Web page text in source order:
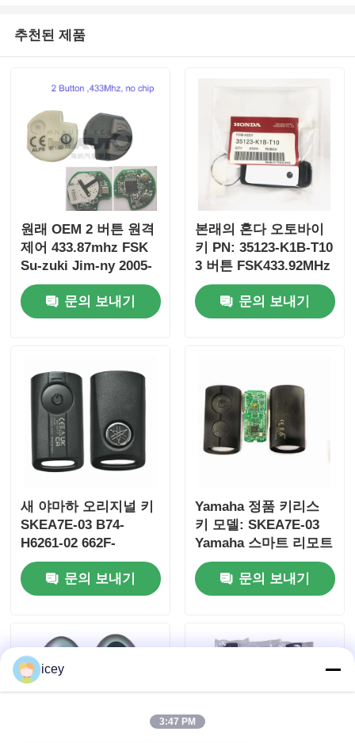
제품 소개
추천된 제품
원래 OEM 2 버튼 원격
제어 433.87mhz FSK
Su-zuki Jim-ny 2005-
2017 칩 없음 37182-A7
도매 MOQ 50pcs 전용
제어
문의 보내기
본래의 혼다 오토바이
키 PN: 35123-K1B-T10
3 버튼 FSK433.92MHz
ID47chip 원격 자동차
키
문의 보내기
새 야마하 오리지널 키
SKEA7E-03 B74-
H6261-02 662F-
SKEA7D03
문의 보내기
Yamaha 정품 키리스
키 모델: SKEA7E-03
Yamaha 스마트 리모트
키 B74-H6261-
02/662F-SKEA7D03용
문의 보내기
icey
3:47 PM